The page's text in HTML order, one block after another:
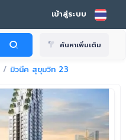
เข้าสู่ระบบ
ค้นหาเพิ่มเติม
มิวนีค สุขุมวิท 23